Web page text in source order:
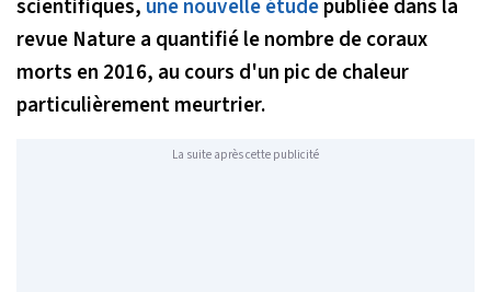
revue Naturea quantifié le nombre de coraux
morts en 2016, au cours d'un pic de chaleur
particulièrement meurtrier.
La suite après cette publicité